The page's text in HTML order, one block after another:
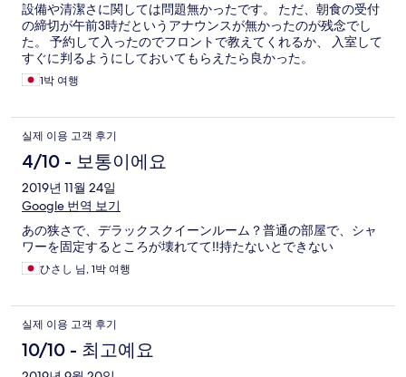
設備や清潔さに関しては問題無かったです。 ただ、朝食の受付
の締切が午前3時だというアナウンスが無かったのが残念でし
た。 予約して入ったのでフロントで教えてくれるか、 入室して
すぐに判るようにしておいてもらえたら良かった。
1박 여행
실제 이용 고객 후기
4/10 - 보통이에요
2019년 11월 24일
Google 번역 보기
あの狭さで、デラックスクイーンルーム？普通の部屋で、シャ
ワーを固定するところが壊れてて‼️持たないとできない
ひさし 님, 1박 여행
실제 이용 고객 후기
10/10 - 최고예요